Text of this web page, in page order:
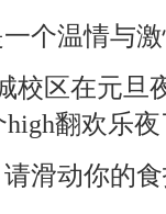
个温情与
校区在元旦
high翻欢乐
滑动你的